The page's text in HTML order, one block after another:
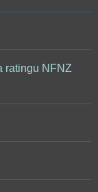
ratingu NFNZ